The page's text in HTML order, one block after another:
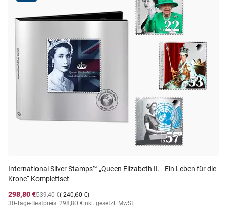
International Silver Stamps™ „Queen Elizabeth II. - Ein Leben für die
Krone“ Komplettset
298,80 €
(-240,60 €)
539,40 €
30-Tage-Bestpreis: 298,80 €inkl. gesetzl. MwSt.